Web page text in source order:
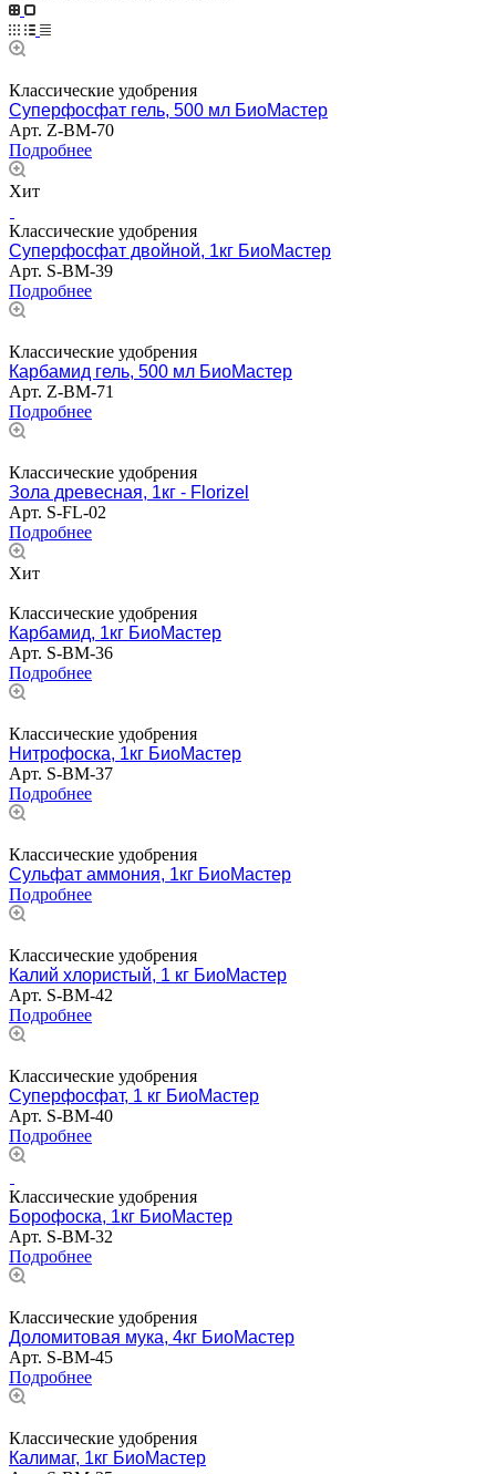
Классические удобрения
Суперфосфат гель, 500 мл БиоМастер
Арт. Z-BM-70
Подробнее
Хит
Классические удобрения
Суперфосфат двойной, 1кг БиоМастер
Арт. S-BM-39
Подробнее
Классические удобрения
Карбамид гель, 500 мл БиоМастер
Арт. Z-BM-71
Подробнее
Классические удобрения
Зола древесная, 1кг - Florizel
Арт. S-FL-02
Подробнее
Хит
Классические удобрения
Карбамид, 1кг БиоМастер
Арт. S-BM-36
Подробнее
Классические удобрения
Нитрофоска, 1кг БиоМастер
Арт. S-BM-37
Подробнее
Классические удобрения
Сульфат аммония, 1кг БиоМастер
Подробнее
Классические удобрения
Калий хлористый, 1 кг БиоМастер
Арт. S-BM-42
Подробнее
Классические удобрения
Суперфосфат, 1 кг БиоМастер
Арт. S-BM-40
Подробнее
Классические удобрения
Борофоска, 1кг БиоМастер
Арт. S-BM-32
Подробнее
Классические удобрения
Доломитовая мука, 4кг БиоМастер
Арт. S-BM-45
Подробнее
Классические удобрения
Калимаг, 1кг БиоМастер